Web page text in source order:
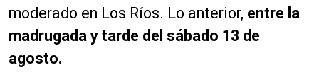
moderado en Los Ríos. Lo anterior, entre la
madrugada y tarde del sábado 13 de
agosto.